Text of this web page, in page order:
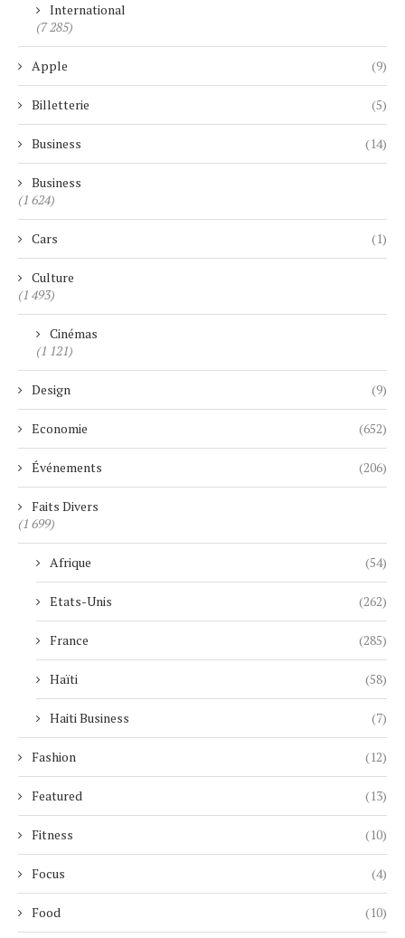
International
(7 285)
Apple (9)
Billetterie (5)
Business (14)
Business
(1 624)
Cars (1)
Culture
(1 493)
Cinémas
(1 121)
Design (9)
Economie (652)
Événements (206)
Faits Divers
(1 699)
Afrique (54)
Etats-Unis (262)
France (285)
Haïti (58)
Haiti Business (7)
Fashion (12)
Featured (13)
Fitness (10)
Focus (4)
Food (10)